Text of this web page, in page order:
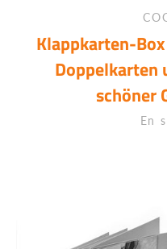
Klappkarten-
Doppelkarten
schöner
Prix
En